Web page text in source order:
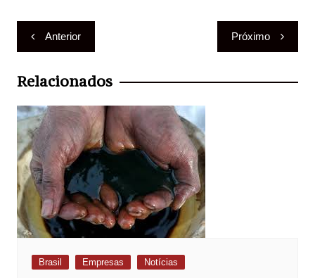
Navegação
de
Post
Anterior Próximo
Relacionados
Brasil Empresas Notícias